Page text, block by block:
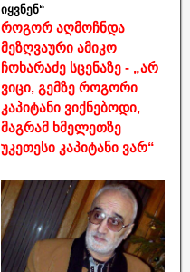
იყვნენ“
როგორ აღმოჩნდა
მეზღვაური ამიკო
ჩოხარაძე სცენაზე - „არ
ვიცი, გემზე როგორი
კაპიტანი ვიქნებოდი,
მაგრამ ხმელეთზე
უკეთესი კაპიტანი ვარ“